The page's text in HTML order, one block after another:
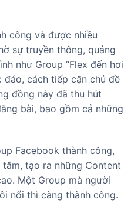
công và được nhiều
sự truyền thông, quảng
như Group “Flex đến hơi
đáo, cách tiếp cận chủ đề
đồng này đã thu hút
bài, bao gồm cả những
Facebook thành công,
tạo ra những Content
Một Group mà người
nổi thì càng thành công.